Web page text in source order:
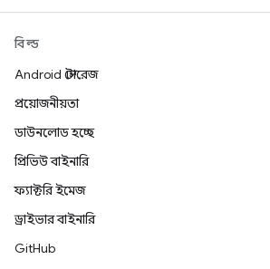
বিল্ড
Android স্টোরেজ
প্রয়োজনীয়তা
ডাউনলোড হচ্ছে
প্রিভিউ বাইনারি
ফ্যাক্টরি ইমেজ
ড্রাইভার বাইনারি
GitHub